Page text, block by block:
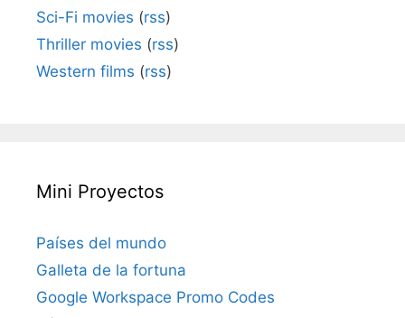
Sci-Fi movies (rss)
Thriller movies (rss)
Western films (rss)
Mini Proyectos
Países del mundo
Galleta de la fortuna
Google Workspace Promo Codes